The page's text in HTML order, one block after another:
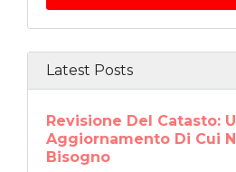
Latest Posts
Revisione Del Catasto:
Aggiornamento Di Cui
Bisogno